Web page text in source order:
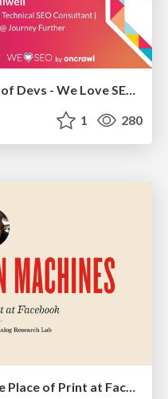
<Decoding/> the Language of Devs - We Love SEO 2024
1 280
Imperfection Machines: The Place of Print at Facebook